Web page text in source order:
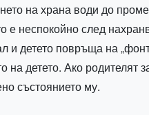
на храна води до
е неспокойно след
детето повръща на
детето. Ако родителят
състоянието му.